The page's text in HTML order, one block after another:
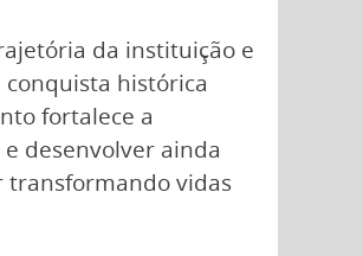
da instituição e
histórica
fortalece a
desenvolver ainda
transformando vidas